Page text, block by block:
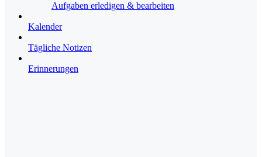
Aufgaben erledigen & bearbeiten
Kalender
Tägliche Notizen
Erinnerungen